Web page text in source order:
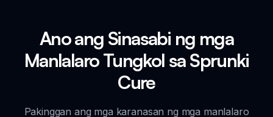
Ano ang Sinasabi ng mga
Manlalaro Tungkol sa Sprunki
Cure
Pakinggan ang mga karanasan ng mga manlalaro